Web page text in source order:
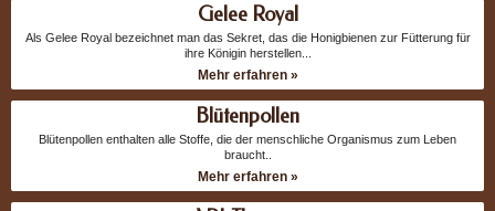
Gelee Royal
Als Gelee Royal bezeichnet man das Sekret, das die Honigbienen zur Fütterung für
ihre Königin herstellen...
Mehr erfahren »
Blütenpollen
Blütenpollen enthalten alle Stoffe, die der menschliche Organismus zum Leben
braucht..
Mehr erfahren »